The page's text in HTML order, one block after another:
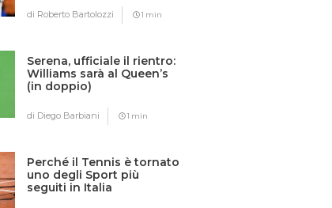
di Roberto Bartolozzi 1 min
Serena, ufficiale il rientro:
Williams sarà al Queen’s
(in doppio)
di Diego Barbiani 1 min
Perché il Tennis è tornato
uno degli Sport più
seguiti in Italia